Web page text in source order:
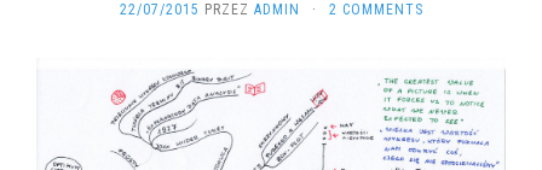
22/07/2015 PRZEZ ADMIN · 2 COMMENTS